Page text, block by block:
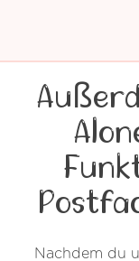
Nachdem du